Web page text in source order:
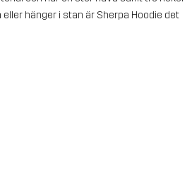
hänger i stan är Sherpa Hoodie det